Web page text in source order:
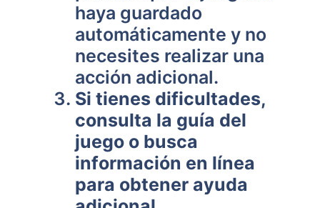
haya guardado
automáticamente y ‌no
necesites realizar una
acción adicional.
Si tienes dificultades,
⁢consulta la guía del
juego‌ o busca
información en línea
para obtener ayuda